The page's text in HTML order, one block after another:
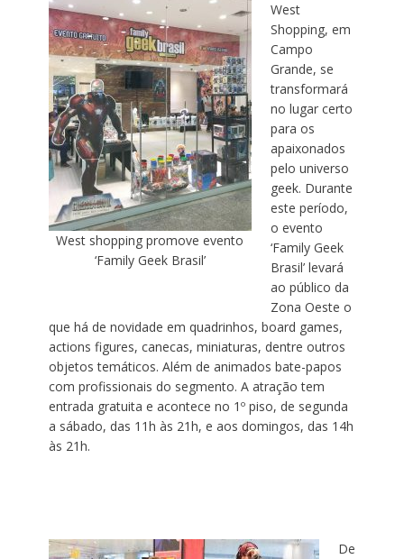
West shopping promove evento
‘Family Geek Brasil’
West
Shopping, em
Campo
Grande, se
transformará
no lugar certo
para os
apaixonados
pelo universo
geek. Durante
este período,
o evento
‘Family Geek
Brasil’ levará
ao público da
Zona Oeste o
que há de novidade em quadrinhos, board games,
actions figures, canecas, miniaturas, dentre outros
objetos temáticos. Além de animados bate-papos
com profissionais do segmento. A atração tem
entrada gratuita e acontece no 1º piso, de segunda
a sábado, das 11h às 21h, e aos domingos, das 14h
às 21h.
De